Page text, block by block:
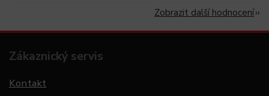
Zobrazit další hodnocení
Zákaznický servis
Kontakt